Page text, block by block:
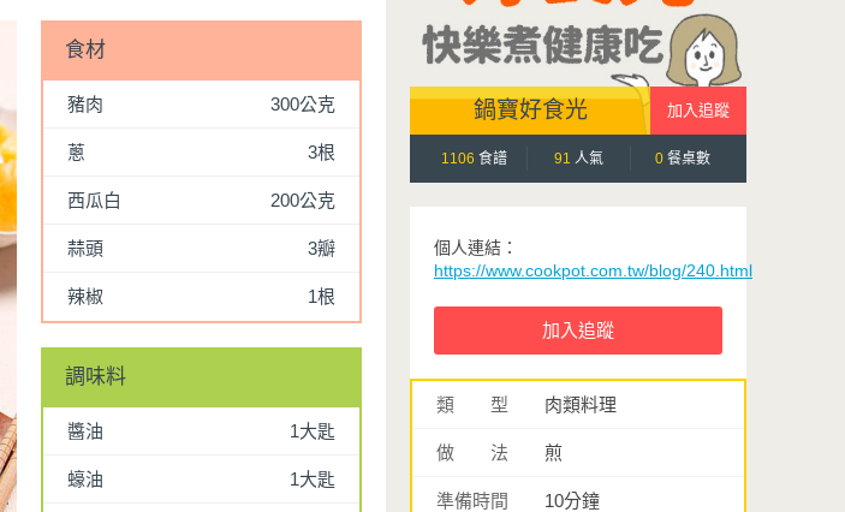
食材
豬肉 300公克
蔥 3根
西瓜白 200公克
蒜頭 3瓣
辣椒 1根
調味料
醬油 1大匙
蠔油 1大匙
鍋寶好食光
1106 食譜 91 人氣 0 餐桌數
個人連結：
https://www.cookpot.com.tw/blog/240.html
類 型 肉類料理
做 法 煎
準備時間 10分鐘